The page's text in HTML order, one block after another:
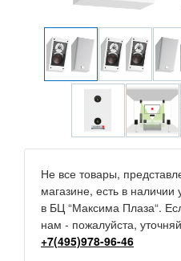
Не все товары,
магазине, есть в
в БЦ “Максима Плаза“.
нам - пожалуйста,
+7(495)978-96-46